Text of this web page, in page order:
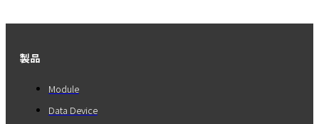
製品
Module
Data Device